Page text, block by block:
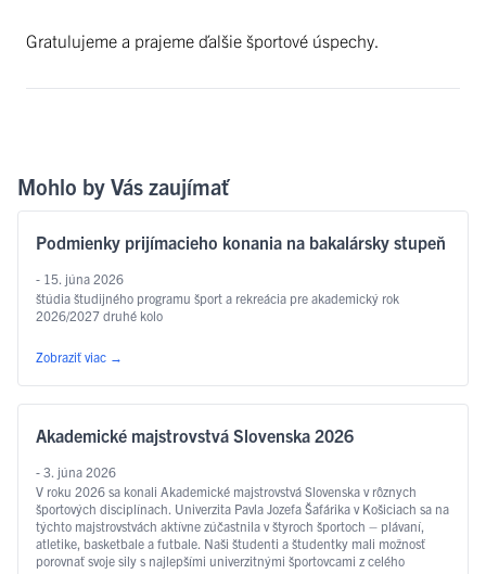
Gratulujeme a prajeme ďalšie športové úspechy.
Mohlo by Vás zaujímať
Podmienky prijímacieho konania na bakalársky stupeň
- 15. júna 2026
štúdia študijného programu šport a rekreácia pre akademický rok
2026/2027 druhé kolo
Zobraziť viac →
Akademické majstrovstvá Slovenska 2026
- 3. júna 2026
V roku 2026 sa konali Akademické majstrovstvá Slovenska v rôznych
športových disciplínach. Univerzita Pavla Jozefa Šafárika v Košiciach sa na
týchto majstrovstvách aktívne zúčastnila v štyroch športoch – plávaní,
atletike, basketbale a futbale. Naši študenti a študentky mali možnosť
porovnať svoje sily s najlepšími univerzitnými športovcami z celého